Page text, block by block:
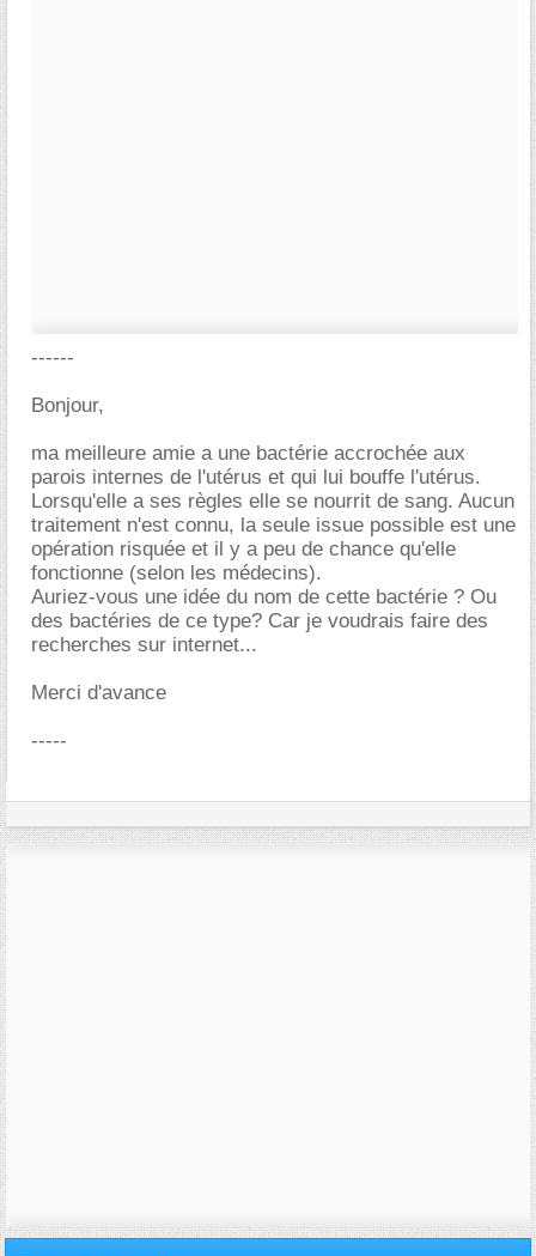
------
Bonjour,
ma meilleure amie a une bactérie accrochée aux
parois internes de l'utérus et qui lui bouffe l'utérus.
Lorsqu'elle a ses règles elle se nourrit de sang. Aucun
traitement n'est connu, la seule issue possible est une
opération risquée et il y a peu de chance qu'elle
fonctionne (selon les médecins).
Auriez-vous une idée du nom de cette bactérie ? Ou
des bactéries de ce type? Car je voudrais faire des
recherches sur internet...
Merci d'avance
-----